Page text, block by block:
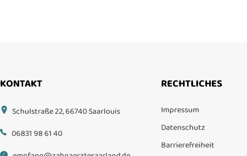
KONTAKT
Schulstraße 22, 66740 Saarlouis
06831 98 61 40
RECHTLICHES
Impressum
Datenschutz
Barrierefreiheit